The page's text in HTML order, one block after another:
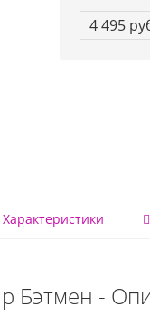
4 495
Характеристики
Бэтмен -